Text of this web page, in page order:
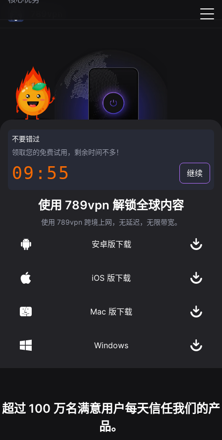
不要错过
领取您的免费试用，剩余时间不多！
09:55 继续
使用 789vpn 解锁全球内容
使用 789vpn 跨境上网，无延迟，无限带宽。
安卓版下载
iOS 版下载
Mac 版下载
Windows
超过 100 万名满意用户每天信任我们的产
品。